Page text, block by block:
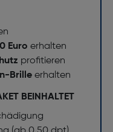
Euro erhalten
profitieren
Brille erhalten
BEINHALTET